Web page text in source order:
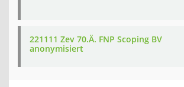
221111 Zev 70.Ä. FNP Scoping BV
anonymisiert